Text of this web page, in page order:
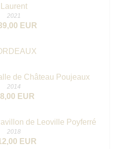
Laurent
2021
EUR
de Château Poujeaux
2014
EUR
de Leoville Poyferré
2018
EUR